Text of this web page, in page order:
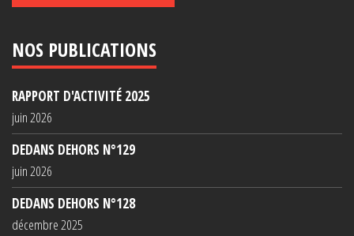
NOS PUBLICATIONS
RAPPORT D'ACTIVITÉ 2025
juin 2026
DEDANS DEHORS N°129
juin 2026
DEDANS DEHORS N°128
décembre 2025